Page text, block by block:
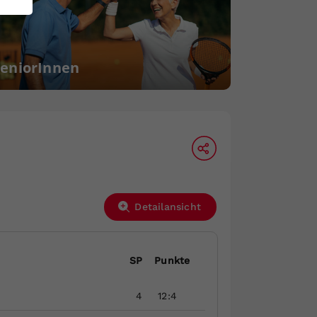
Detailansicht
SP Punkte
4 12:4